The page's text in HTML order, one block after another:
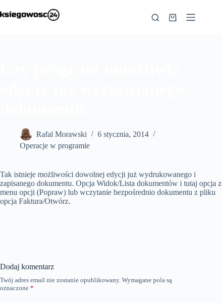
do
Koszyk
Rafal Morawski
6 stycznia, 2014
Operacje w programie
Tak istnieje możliwości dowolnej edycji już wydrukowanego i
zapisanego dokumentu. Opcja Widok/Lista dokumentów i tutaj opcja z
menu opcji (Popraw) lub wczytanie bezpośrednio dokumentu z pliku
opcja Faktura/Otwórz.
Dodaj komentarz
Twój adres email nie zostanie opublikowany. Wymagane pola są
oznaczone *